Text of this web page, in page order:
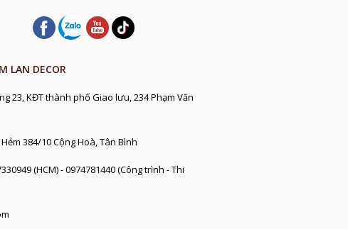
LAN DECOR
23, KĐT thành phố Giao lưu, 234 Phạm Văn
Hẻm 384/10 Cộng Hoà, Tân Bình
(HCM) - 0974781440 (Công trình - Thi